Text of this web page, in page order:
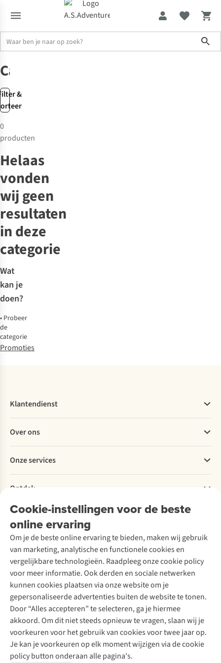
&
Campagne
0
producten
Helaas
vonden
wij geen
resultaten
in deze
categorie
Wat
kan je
doen?
• Probeer
de
categorie
Promoties
Cookie-instellingen voor de beste
online ervaring
Om je de beste online ervaring te bieden, maken wij gebruik
van marketing, analytische en functionele cookies en
vergelijkbare technologieën. Raadpleeg onze cookie policy
voor meer informatie. Ook derden en sociale netwerken
kunnen cookies plaatsen via onze website om je
gepersonaliseerde advertenties buiten de website te tonen.
Door “Alles accepteren” te selecteren, ga je hiermee
akkoord. Om dit niet steeds opnieuw te vragen, slaan wij je
voorkeuren voor het gebruik van cookies voor twee jaar op.
Je kan je voorkeuren op elk moment wijzigen via de cookie
policy button onderaan alle pagina's.
Klantendienst
Bestellen
Betalen
Levering
Retourneren
Bestelling herroepen
Garantie
Contact
Over ons
Explore More
Verantwoord ondernemen
Over Ayacucho
Onze winkels
Over A.S.Adventure
Toegankelijkheidsverklaring
Onze services
Ski-onderhoud
Wasservice
Schoenonderhoud
Schoenherstelling
Kledingherstelling
Retouches
Voor bedrijven
Ontdek
A.S.Magazine
Podcast
Explore Academy
Explore Camp
Gear Check
Inspiratie & advies
Meld je aan voor de nieuwsbrief
Follow us
Disclaimer Privacy Policy
Algemene voorwaarden